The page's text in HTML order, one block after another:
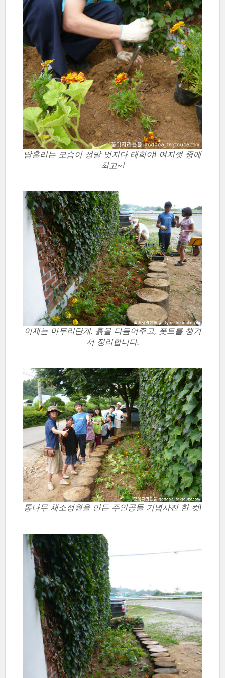
땀흘리는 모습이 정말 멋지다 태희야! 여지껏 중에
최고~!
이제는 마무리단계. 흙을 다듬어주고, 폿트를 챙겨
서 정리합니다.
통나무 채소정원을 만든 주인공들 기념사진 한 컷!